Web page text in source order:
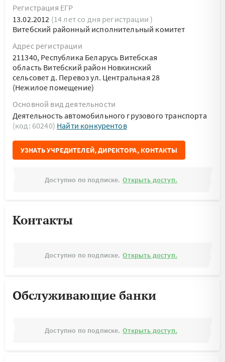
Регистрация ЕГР
13.02.2012 (14 лет со дня регистрации )
Витебский районный исполнительный комитет
Адрес регистрации
211340, Республика Беларусь Витебская
область Витебский район Новкинский
сельсовет д. Перевоз ул. Центральная 28
(Нежилое помещение)
Основной вид деятельности
Деятельность автомобильного грузового транспорта
(код: 60240) Найти конкурентов
УЗНАТЬ УЧРЕДИТЕЛЕЙ, ДИРЕКТОРА, КОНТАКТЫ
Доступно по подписке. Открыть доступ.
Контакты
Доступно по подписке. Открыть доступ.
Обслуживающие банки
Доступно по подписке. Открыть доступ.